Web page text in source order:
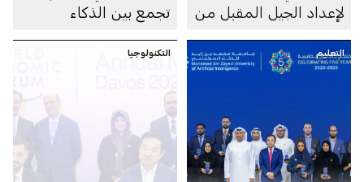
لإعداد الجيل المقبل من
والباحثين الإماراتيين في
مجال الذكاء الاصطناعي
تجمع بين الذكاء
التعليم التكنولوجيا